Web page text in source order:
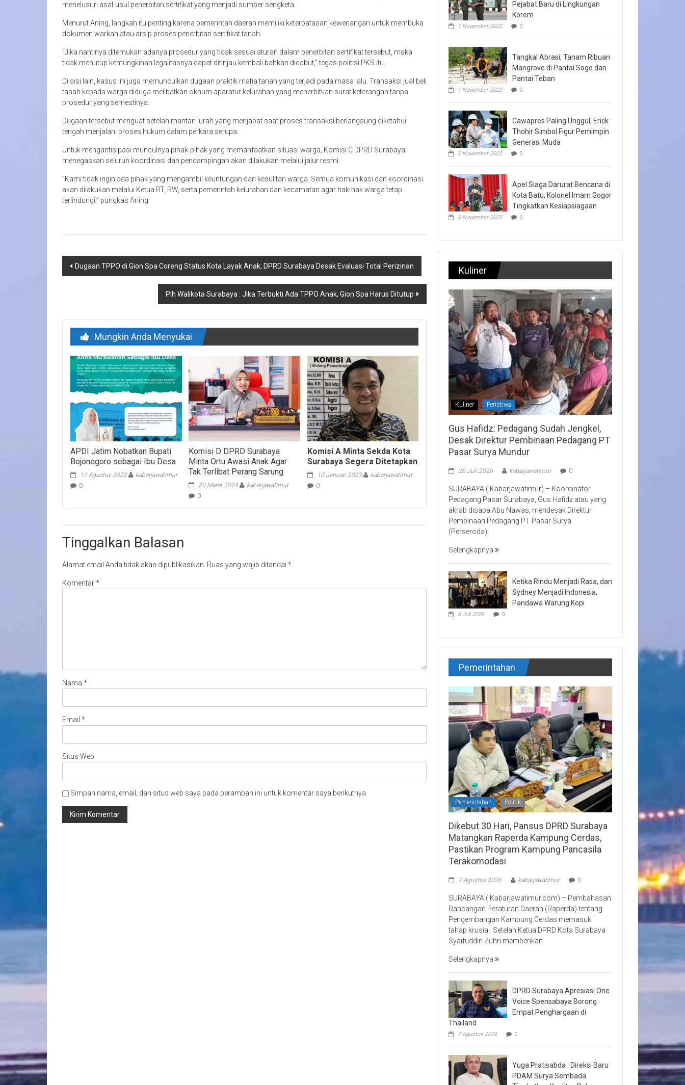
menelusuri asal-usul penerbitan sertifikat yang menjadi sumber sengketa.
Menurut Aning, langkah itu penting karena pemerintah daerah memiliki keterbatasan kewenangan untuk membuka
dokumen warkah atau arsip proses penerbitan sertifikat tanah.
“Jika nantinya ditemukan adanya prosedur yang tidak sesuai aturan dalam penerbitan sertifikat tersebut, maka
tidak menutup kemungkinan legalitasnya dapat ditinjau kembali bahkan dicabut,” tegas politisi PKS itu.
Di sisi lain, kasus ini juga memunculkan dugaan praktik mafia tanah yang terjadi pada masa lalu. Transaksi jual beli
tanah kepada warga diduga melibatkan oknum aparatur kelurahan yang menerbitkan surat keterangan tanpa
prosedur yang semestinya.
Dugaan tersebut menguat setelah mantan lurah yang menjabat saat proses transaksi berlangsung diketahui
tengah menjalani proses hukum dalam perkara serupa.
Untuk mengantisipasi munculnya pihak-pihak yang memanfaatkan situasi warga, Komisi C DPRD Surabaya
menegaskan seluruh koordinasi dan pendampingan akan dilakukan melalui jalur resmi.
“Kami tidak ingin ada pihak yang mengambil keuntungan dari kesulitan warga. Semua komunikasi dan koordinasi
akan dilakukan melalui Ketua RT, RW, serta pemerintah kelurahan dan kecamatan agar hak-hak warga tetap
terlindungi,” pungkas Aning.
Navigasi
Dugaan TPPO di Gion Spa Coreng Status Kota Layak Anak, DPRD Surabaya Desak Evaluasi Total Perizinan
Plh Walikota Surabaya : Jika Terbukti Ada TPPO Anak, Gion Spa Harus Ditutup
Mungkin Anda Menyukai
APDI Jatim Nobatkan Bupati
Bojonegoro sebagai Ibu Desa
11 Agustus 2022
kabarjawatimur
0
Komisi D DPRD Surabaya
Minta Ortu Awasi Anak Agar
Tak Terlibat Perang Sarung
20 Maret 2024
kabarjawatimur
0
Komisi A Minta Sekda Kota
Surabaya Segera Ditetapkan
10 Januari 2023
kabarjawatimur
0
Tinggalkan Balasan
Alamat email Anda tidak akan dipublikasikan. Ruas yang wajib ditandai *
Komentar*
Nama *
Email *
Situs Web
Simpan nama, email, dan situs web saya pada peramban ini untuk komentar saya berikutnya.
Pejabat Baru di Lingkungan
Korem
1 November 2022 0
Tangkal Abrasi, Tanam Ribuan
Mangrove di Pantai Soge dan
Pantai Teban
1 November 2022 0
Cawapres Paling Unggul, Erick
Thohir Simbol Figur Pemimpin
Generasi Muda
2 November 2022 0
Apel Siaga Darurat Bencana di
Kota Batu, Kolonel Imam Gogor
Tingkatkan Kesiapsiagaan
3 November 2022 0
Kuliner
Kuliner Peristiwa
Gus Hafidz: Pedagang Sudah Jengkel,
Desak Direktur Pembinaan Pedagang PT
Pasar Surya Mundur
26 Juli 2026 kabarjawatimur 0
SURABAYA ( Kabarjawatimur) – Koordinator
Pedagang Pasar Surabaya, Gus Hafidz atau yang
akrab disapa Abu Nawas, mendesak Direktur
Pembinaan Pedagang PT Pasar Surya
(Perseroda),
Selengkapnya
Ketika Rindu Menjadi Rasa, dan
Sydney Menjadi Indonesia,
Pandawa Warung Kopi
6 Juli 2026 0
Pemerintahan
Pemerintahan Politik
Dikebut 30 Hari, Pansus DPRD Surabaya
Matangkan Raperda Kampung Cerdas,
Pastikan Program Kampung Pancasila
Terakomodasi
7 Agustus 2026 kabarjawatimur 0
SURABAYA ( Kabarjawatimur.com) – Pembahasan
Rancangan Peraturan Daerah (Raperda) tentang
Pengembangan Kampung Cerdas memasuki
tahap krusial. Setelah Ketua DPRD Kota Surabaya
Syaifuddin Zuhri memberikan
Selengkapnya
DPRD Surabaya Apresiasi One
Voice Spensabaya Borong
Empat Penghargaan di
Thailand
7 Agustus 2026 0
Yuga Pratisabda : Direksi Baru
PDAM Surya Sembada